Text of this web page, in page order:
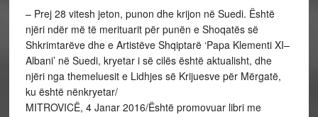
– Prej 28 vitesh jeton, punon dhe krijon në Suedi. Është
njëri ndër më të merituarit për punën e Shoqatës së
Shkrimtarëve dhe e Artistëve Shqiptarë ‘Papa Klementi XI–
Albani’ në Suedi, kryetar i së cilës është aktualisht, dhe
njëri nga themeluesit e Lidhjes së Krijuesve për Mërgatë,
ku është nënkryetar/
MITROVICË, 4 Janar 2016/Është promovuar libri me